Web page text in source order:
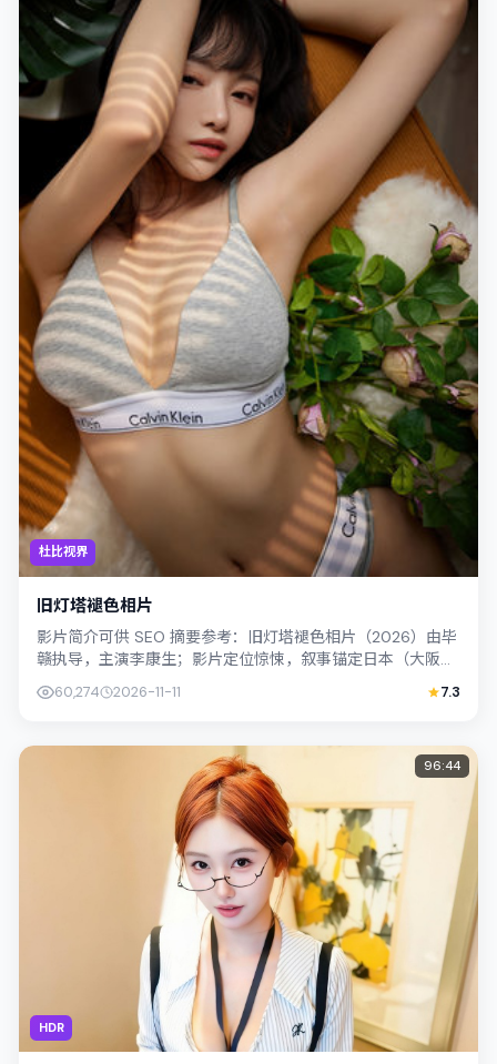
杜比视界
旧灯塔褪色相片
影片简介可供 SEO 摘要参考：旧灯塔褪色相片（2026）由毕
赣执导，主演李康生；影片定位惊悚，叙事锚定日本（大阪）
的社会议题与个体命运，镜头克...
60,274 2026-11-11 7.3
HDR
96:44